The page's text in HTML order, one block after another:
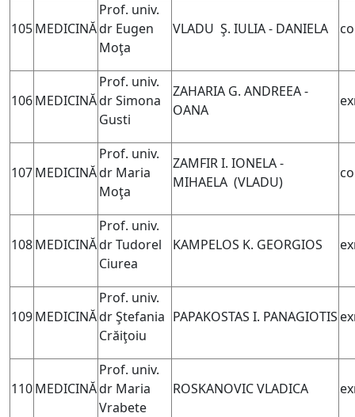
105MEDICINĂ
Prof. univ.
dr Eugen
Moţa
VLADU Ş. IULIA - DANIELA
106MEDICINĂ
Prof. univ.
dr Simona
Gusti
ZAHARIA G. ANDREEA -
OANA
107MEDICINĂ
Prof. univ.
dr Maria
Moţa
ZAMFIR I. IONELA -
MIHAELA (VLADU)
108MEDICINĂ
Prof. univ.
dr Tudorel
Ciurea
KAMPELOS K. GEORGIOS
109MEDICINĂ
Prof. univ.
dr Ştefania
Crăiţoiu
PAPAKOSTAS I. PANAGIOTIS
110MEDICINĂ
Prof. univ.
dr Maria
Vrabete
ROSKANOVIC VLADICA